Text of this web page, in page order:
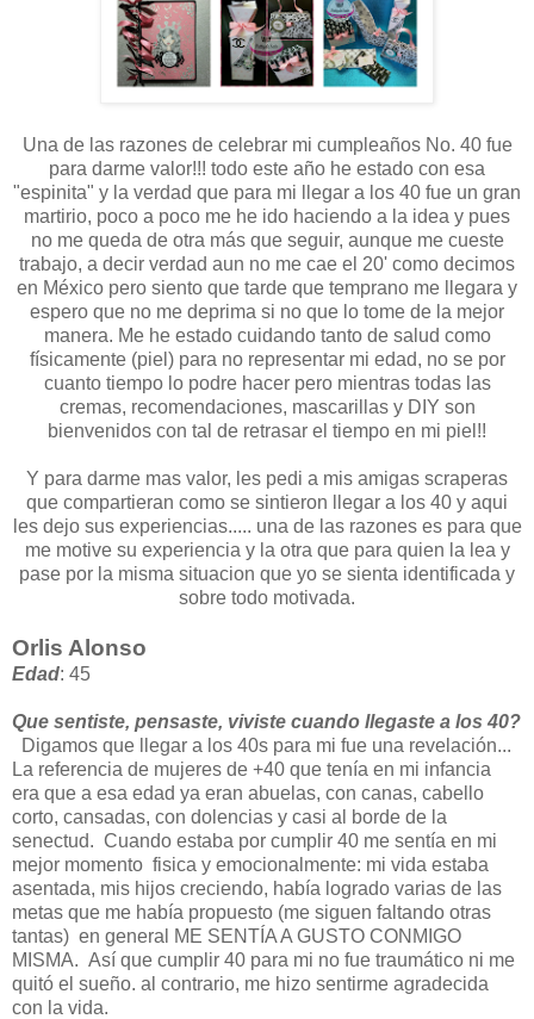
Una de las razones de celebrar mi cumpleaños No. 40 fue
para darme valor!!! todo este año he estado con esa
"espinita" y la verdad que para mi llegar a los 40 fue un gran
martirio, poco a poco me he ido haciendo a la idea y pues
no me queda de otra más que seguir, aunque me cueste
trabajo, a decir verdad aun no me cae el 20' como decimos
en México pero siento que tarde que temprano me llegara y
espero que no me deprima si no que lo tome de la mejor
manera. Me he estado cuidando tanto de salud como
físicamente (piel) para no representar mi edad, no se por
cuanto tiempo lo podre hacer pero mientras todas las
cremas, recomendaciones, mascarillas y DIY son
bienvenidos con tal de retrasar el tiempo en mi piel!!
Y para darme mas valor, les pedi a mis amigas scraperas
que compartieran como se sintieron llegar a los 40 y aqui
les dejo sus experiencias..... una de las razones es para que
me motive su experiencia y la otra que para quien la lea y
pase por la misma situacion que yo se sienta identificada y
sobre todo motivada.
Orlis Alonso
Edad: 45
Que sentiste, pensaste, viviste cuando llegaste a los 40?
Digamos que llegar a los 40s para mi fue una revelación...
La referencia de mujeres de +40 que tenía en mi infancia
era que a esa edad ya eran abuelas, con canas, cabello
corto, cansadas, con dolencias y casi al borde de la
senectud. Cuando estaba por cumplir 40 me sentía en mi
mejor momento fisica y emocionalmente: mi vida estaba
asentada, mis hijos creciendo, había logrado varias de las
metas que me había propuesto (me siguen faltando otras
tantas) en general ME SENTÍA A GUSTO CONMIGO
MISMA. Así que cumplir 40 para mi no fue traumático ni me
quitó el sueño. al contrario, me hizo sentirme agradecida
con la vida.